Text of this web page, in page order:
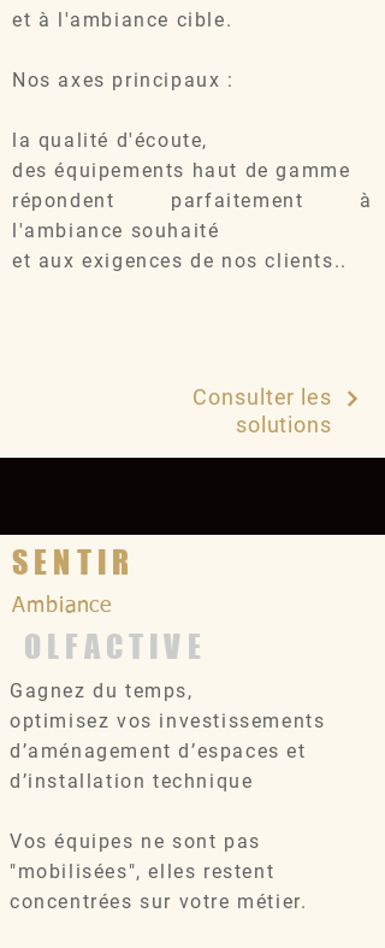
et à l'ambiance cible.
Nos axes principaux :
la qualité d'écoute,
des équipements haut de gamme
répondent parfaitement à
l'ambiance souhaité
et aux exigences de nos clients..
Consulter les
solutions
SENTIR
Ambiance
OLFACTIVE
Gagnez du temps,
optimisez vos investissements
d’aménagement d’espaces et
d’installation technique
Vos équipes ne sont pas
"mobilisées", elles restent
concentrées sur votre métier.